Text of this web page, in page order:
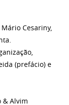
Mário Cesariny,
(prefácio) e
& Alvim